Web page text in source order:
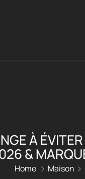
À
&
Home
Maison